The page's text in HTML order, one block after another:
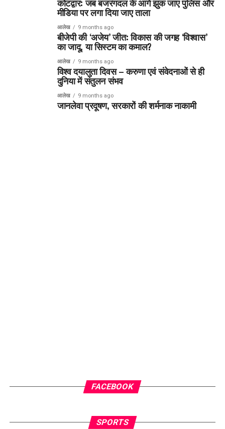
मीडिया पर लगा दिया जाए ताला
आलेख 9 months ago
बीजेपी की ‘अजेय’ जीत: विकास की जगह ‘विश्वास’
का जादू, या सिस्टम का कमाल?
आलेख 9 months ago
विश्व दयालुता दिवस – करुणा एवं संवेदनाओं से ही
दुनिया में संतुलन संभव
आलेख 9 months ago
जानलेवा प्रदूषण, सरकारों की शर्मनाक नाकामी
FACEBOOK
SPORTS